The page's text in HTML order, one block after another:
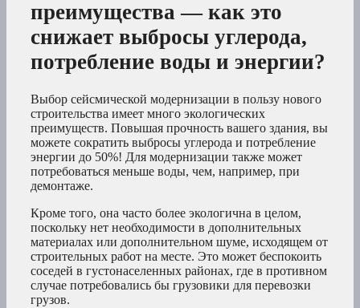
преимущества — как это
снижает выбросы углерода,
потребление воды и энергии?
Выбор сейсмической модернизации в пользу нового
строительства имеет много экологических
преимуществ. Повышая прочность вашего здания, вы
можете сократить выбросы углерода и потребление
энергии до 50%! Для модернизации также может
потребоваться меньше воды, чем, например, при
демонтаже.
Кроме того, она часто более экологична в целом,
поскольку нет необходимости в дополнительных
материалах или дополнительном шуме, исходящем от
строительных работ на месте. Это может беспокоить
соседей в густонаселенных районах, где в противном
случае потребовались бы грузовики для перевозки
грузов.